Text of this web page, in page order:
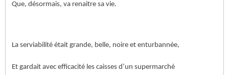
Que, désormais, va renaitre sa vie.
La serviabilité était grande, belle, noire et enturbannée,
Et gardait avec efficacité les caisses d’un supermarché